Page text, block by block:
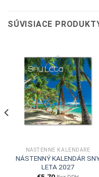
SÚVISIACE
NÁSTENNÉ KALENDÁRE
NÁSTENNÝ KALENDÁR
LETA 2027